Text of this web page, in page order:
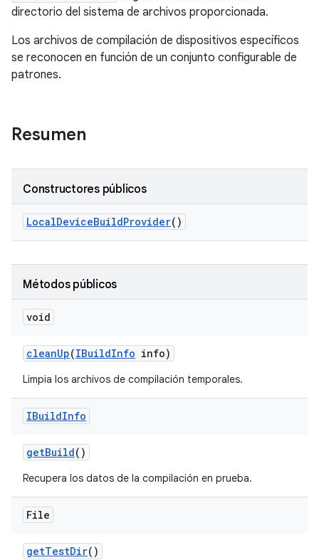
directorio del sistema de archivos proporcionada.
Los archivos de compilación de dispositivos específicos
se reconocen en función de un conjunto configurable de
patrones.
Resumen
Constructores públicos
LocalDeviceBuildProvider()
Métodos públicos
void
cleanUp(IBuildInfo info)
Limpia los archivos de compilación temporales.
IBuildInfo
getBuild()
Recupera los datos de la compilación en prueba.
File
getTestDir()